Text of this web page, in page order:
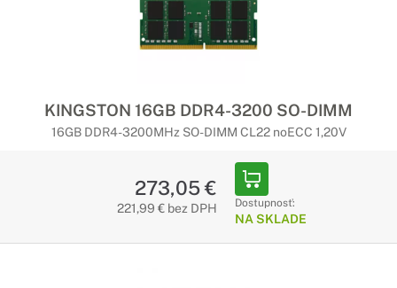
KINGSTON 16GB DDR4-3200 SO-DIMM
16GB DDR4-3200MHz SO-DIMM CL22 noECC 1,20V
273,05 €
221,99 € bez DPH Dostupnosť:
NA SKLADE